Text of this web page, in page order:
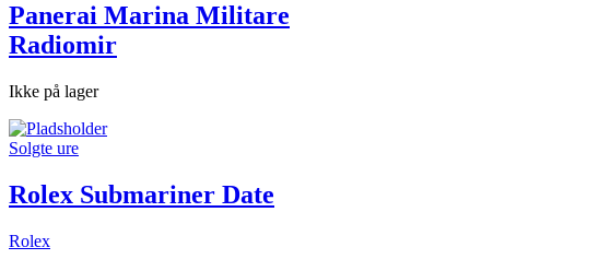
Panerai Marina Militare
Radiomir
Ikke på lager
Solgte ure
Rolex Submariner Date
Rolex